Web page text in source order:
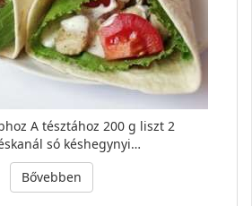
A tésztához 200 g liszt 2
só késhegynyi…
Bővebben